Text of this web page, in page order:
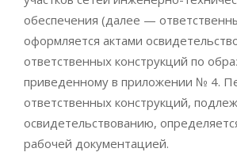
обеспечения (далее —
оформляется актами
ответственных конструкций по
приведенному в приложении № 4.
ответственных конструкций,
освидетельствованию,
рабочей документацией.